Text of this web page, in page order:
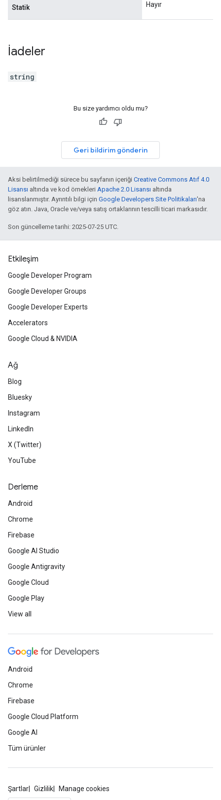
Statik Hayır
İadeler
string
Bu size yardımcı oldu mu?
Geri bildirim gönderin
Aksi belirtilmediği sürece bu sayfanın içeriği Creative Commons Atıf 4.0
Lisansı altında ve kod örnekleri Apache 2.0 Lisansı altında
lisanslanmıştır. Ayrıntılı bilgi için Google Developers Site Politikaları'na
göz atın. Java, Oracle ve/veya satış ortaklarının tescilli ticari markasıdır.
Son güncelleme tarihi: 2025-07-25 UTC.
Etkileşim
Google Developer Program
Google Developer Groups
Google Developer Experts
Accelerators
Google Cloud & NVIDIA
Ağ
Blog
Bluesky
Instagram
LinkedIn
X (Twitter)
YouTube
Derleme
Android
Chrome
Firebase
Google AI Studio
Google Antigravity
Google Cloud
Google Play
View all
Android
Chrome
Firebase
Google Cloud Platform
Google AI
Tüm ürünler
Şartlar Gizlilik Manage cookies